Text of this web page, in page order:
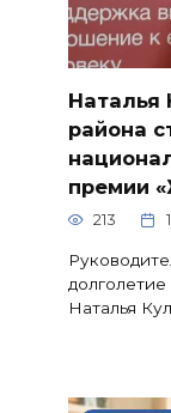
Наталья
района
премии
213
долголетие
Наталья